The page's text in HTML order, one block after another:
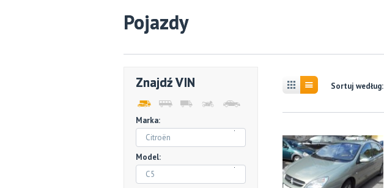
Pojazdy
Znajdź VIN
Marka:
Citroën
Model:
C5
Sortuj według: